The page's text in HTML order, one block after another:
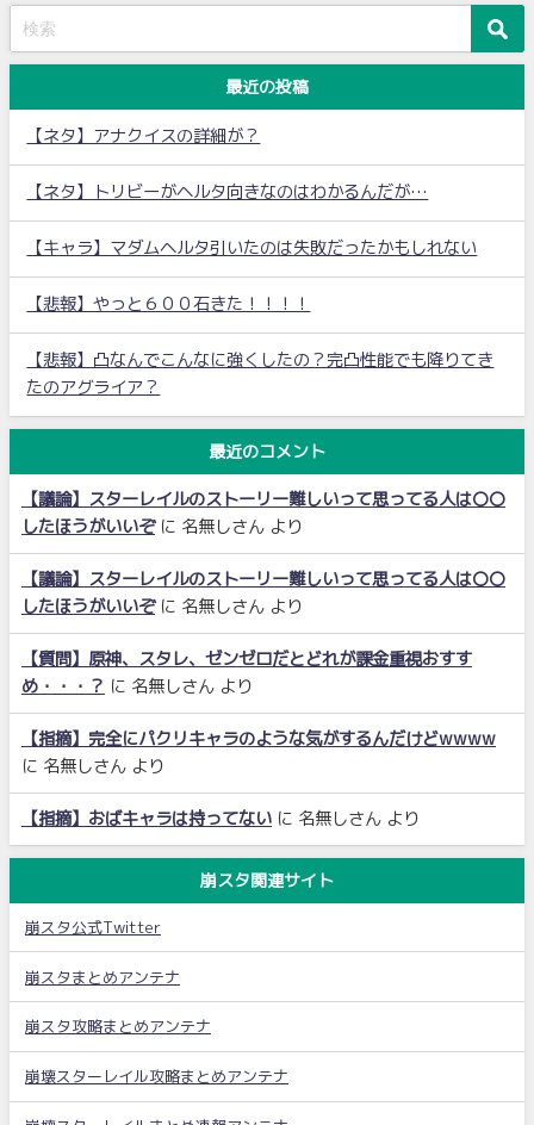
最近の投稿
【ネタ】アナクイスの詳細が？
【ネタ】トリビーがヘルタ向きなのはわかるんだが…
【キャラ】マダムヘルタ引いたのは失敗だったかもしれない
【悲報】やっと６００石きた！！！！
【悲報】凸なんでこんなに強くしたの？完凸性能でも降りてき
たのアグライア？
最近のコメント
【議論】スターレイルのストーリー難しいって思ってる人は〇〇
したほうがいいぞに 名無しさん より
【議論】スターレイルのストーリー難しいって思ってる人は〇〇
したほうがいいぞに 名無しさん より
【質問】原神、スタレ、ゼンゼロだとどれが課金重視おすす
め・・・？ に 名無しさん より
【指摘】完全にパクリキャラのような気がするんだけどwwww
に 名無しさん より
【指摘】おばキャラは持ってない に 名無しさん より
崩スタ関連サイト
崩スタ公式Twitter
崩スタまとめアンテナ
崩スタ攻略まとめアンテナ
崩壊スターレイル攻略まとめアンテナ